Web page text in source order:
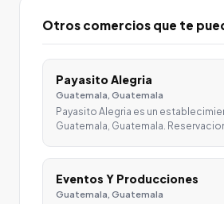
Otros comercios que te
Payasito Alegria
Guatemala, Guatemala
Payasito Alegria es un
Guatemala, Guatemala.
Eventos Y Producciones
Guatemala, Guatemala